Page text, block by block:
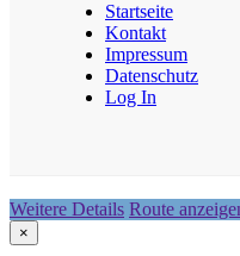
Startseite
Kontakt
Impressum
Datenschutz
Log In
Weitere Details Route
×